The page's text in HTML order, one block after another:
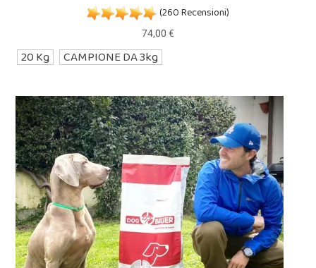
(260 Recensioni)
74,00 €
20 Kg CAMPIONE DA 3kg